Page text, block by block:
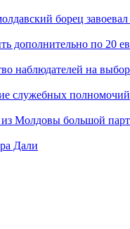
борец завоевал
дополнительно по 20
наблюдателей на
служебных полномочий
Молдовы большой
Дали